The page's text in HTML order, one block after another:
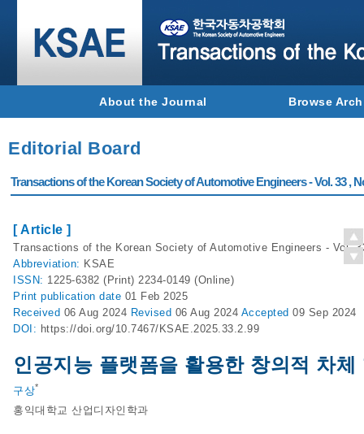
About the Journal Browse
Editorial Board
Transactions of the Korean Society of Automotive Engineers - Vol. 33 ,
[ Article ]
Transactions of the Korean Society of Automotive Engineers - Vol.
Abbreviation: KSAE
ISSN: 1225-6382 (Print) 2234-0149 (Online)
Print publication date 01 Feb 2025
Received 06 Aug 2024 Revised 06 Aug 2024 Accepted 09 Sep 2024
DOI: https://doi.org/10.7467/KSAE.2025.33.2.99
인공지능 플랫폼을 활용한 창의적 차체
구상*
홍익대학교 산업디자인학과